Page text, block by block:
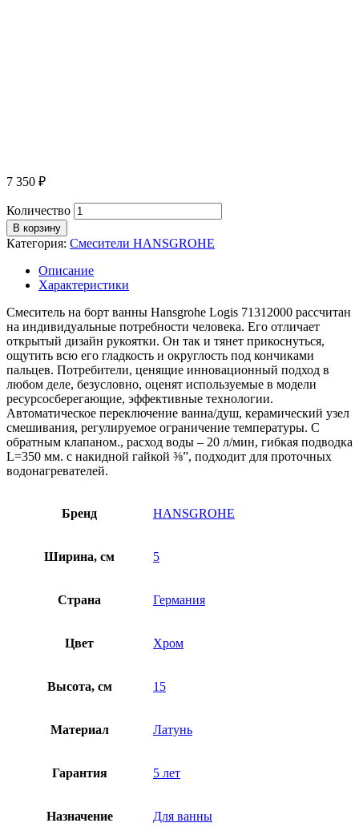
7 350 ₽
Количество
В корзину
Категория: Смесители HANSGROHE
Описание
Характеристики
Смеситель на борт ванны Hansgrohe Logis 71312000 рассчитан
на индивидуальные потребности человека. Его отличает
открытый дизайн рукоятки. Он так и тянет прикоснуться,
ощутить всю его гладкость и округлость под кончиками
пальцев. Потребители, ценящие инновационный подход в
любом деле, безусловно, оценят используемые в модели
ресурсосберегающие, эффективные технологии.
Автоматическое переключение ванна/душ, керамический узел
смешивания, регулируемое ограничение температуры. С
обратным клапаном., расход воды – 20 л/мин, гибкая подводка
L=350 мм. с накидной гайкой ⅜”, подходит для проточных
водонагревателей.
Бренд HANSGROHE
Ширина, см 5
Страна Германия
Цвет Хром
Высота, см 15
Материал Латунь
Гарантия 5 лет
Назначение Для ванны